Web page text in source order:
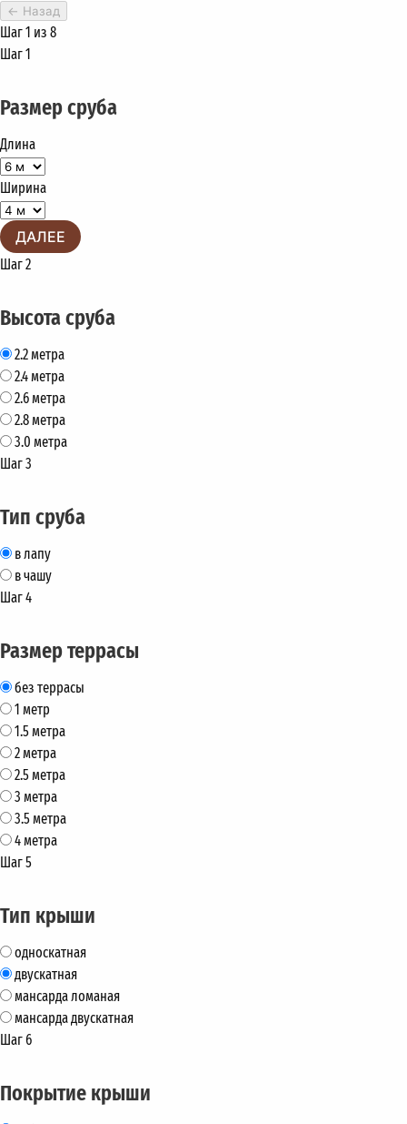
← Назад
Шаг 1 из 8
Шаг 1
Размер сруба
Длина
Ширина
ДАЛЕЕ
Шаг 2
Высота сруба
2.2 метра
2.4 метра
2.6 метра
2.8 метра
3.0 метра
Шаг 3
Тип сруба
в лапу
в чашу
Шаг 4
Размер террасы
без террасы
1 метр
1.5 метра
2 метра
2.5 метра
3 метра
3.5 метра
4 метра
Шаг 5
Тип крыши
односкатная
двускатная
мансарда ломаная
мансарда двускатная
Шаг 6
Покрытие крыши